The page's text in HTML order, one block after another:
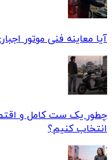
آیا معاینه فنی موتور
چطور یک ست کامل و
انتخاب کنیم؟